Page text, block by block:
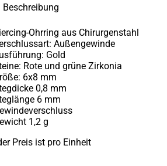
Beschreibung
Ohrring aus Chirurgenstahl
Außengewinde
Gold
Rote und grüne Zirkonia
6x8 mm
0,8 mm
6 mm
1,2 g
Preis ist pro Einheit